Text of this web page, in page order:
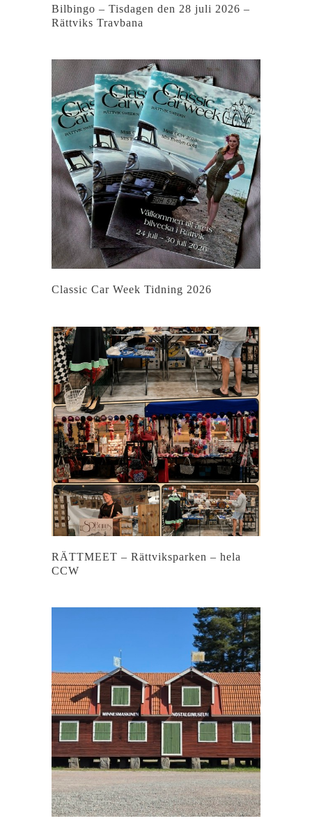
Bilbingo – Tisdagen den 28 juli 2026 –
Rättviks Travbana
Classic Car Week Tidning 2026
RÄTTMEET – Rättviksparken – hela
CCW